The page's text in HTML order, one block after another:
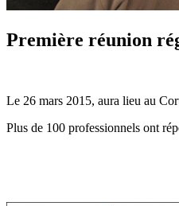
Première réunion
Le 26 mars 2015, aura lieu au
Plus de 100 professionnels ont